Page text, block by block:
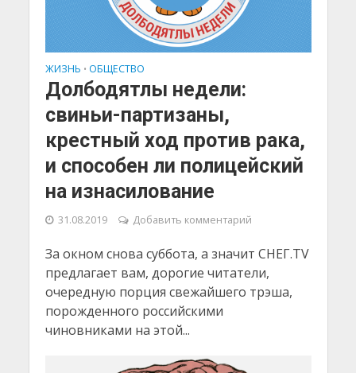
ЖИЗНЬ • ОБЩЕСТВО
Долбодятлы недели:
свиньи-партизаны,
крестный ход против рака,
и способен ли полицейский
на изнасилование
31.08.2019 Добавить комментарий
За окном снова суббота, а значит СНЕГ.ТV
предлагает вам, дорогие читатели,
очередную порция свежайшего трэша,
порожденного российскими
чиновниками на этой...